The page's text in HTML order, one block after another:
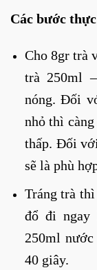
Các bước
Cho 8gr trà
trà 250ml
nóng. Đối
nhỏ thì
thấp. Đối
sẽ là phù
Tráng trà
đổ đi ngay
250ml
40 giây.